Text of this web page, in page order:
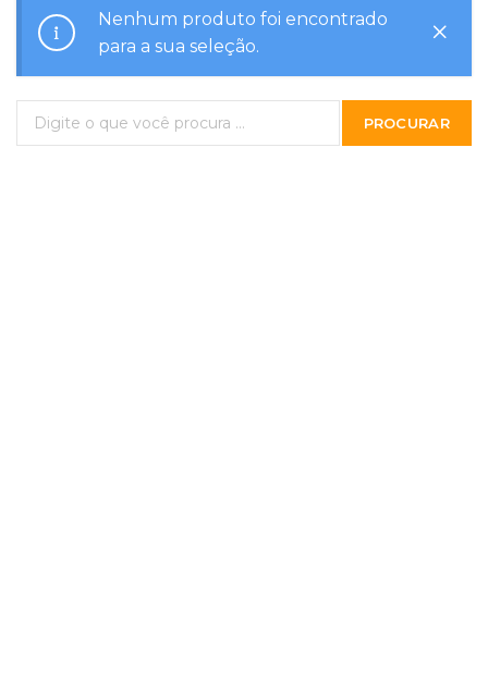
Nenhum produto foi encontrado
para a sua seleção.
PROCURAR